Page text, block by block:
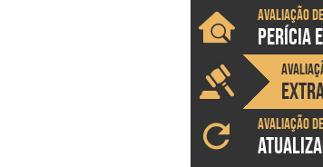
Avaliação
PERÍCIA
Avaliação